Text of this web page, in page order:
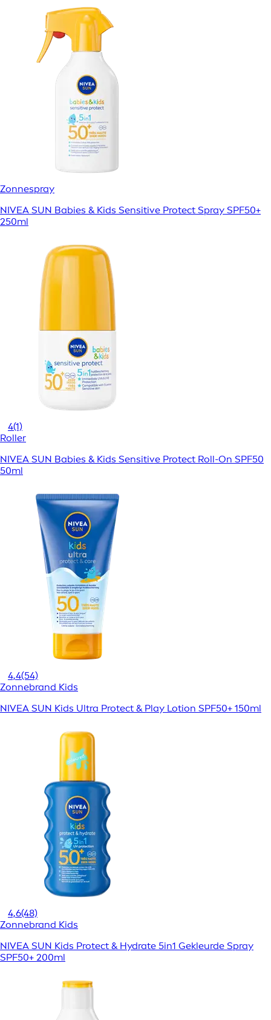
Zonnespray
NIVEA SUN Babies & Kids Sensitive Protect Spray SPF50+
250ml
4(1)
Roller
NIVEA SUN Babies & Kids Sensitive Protect Roll-On SPF50
50ml
4,4(54)
Zonnebrand Kids
NIVEA SUN Kids Ultra Protect & Play Lotion SPF50+ 150ml
4,6(48)
Zonnebrand Kids
NIVEA SUN Kids Protect & Hydrate 5in1 Gekleurde Spray
SPF50+ 200ml